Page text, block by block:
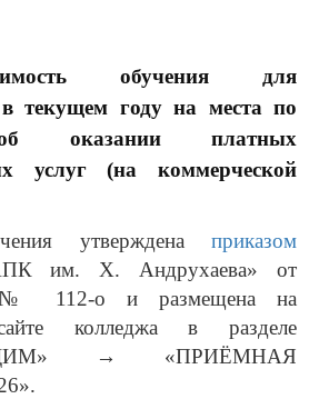
обучения для
текущем году на места по
оказании платных
услуг (на коммерческой
утверждена приказом
им. Х. Андрухаева» от
№ 112-о и размещена на
колледжа в разделе
→ «ПРИЁМНАЯ